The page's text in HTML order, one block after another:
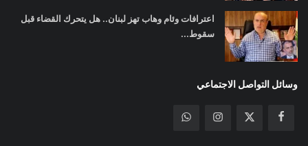
اعترافات وئام وهاب تهز لبنان.. هل يتحرك القضاء قبل
سقوط...
وسائل التواصل الاجتماعي